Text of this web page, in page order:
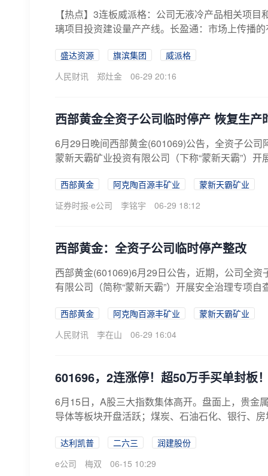
【热点】3连板威派格：公司无液冷产品相关项
璃项目投资建设量产产线。长盈通：市场上传播
盛达资源 旗滨集团
威派格
人民财讯
郑灶金 06-29 20:16
西部黄金全资子公司临时停产 恢复生产
6月29日晚间西部黄金(601069)公告，全资子公司
蒙新天霸矿业投资有限公司（下称“蒙新天霸”）
西部黄金 阿克陶百源丰矿业
蒙新天霸矿业
证券时报·e公司
李铭宇 06-29 18:12
西部黄金：全资子公司临时停产整改
西部黄金(601069)6月29日公告，近期，公司全
有限公司（简称“蒙新天霸”）开展安全治理专项
西部黄金 阿克陶百源丰矿业
蒙新天霸矿业
人民财讯
李在山 06-29 16:04
601696，2连涨停！超50万手买单封板
6月15日，A股三大指数集体高开。盘面上，贵金
导体等板块开盘活跃；煤炭、石油石化、银行、
达利凯普 二六三
润建股份
e公司
梅双 06-15 10:29